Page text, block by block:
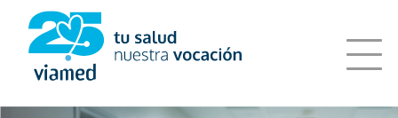
Saltar
contenido